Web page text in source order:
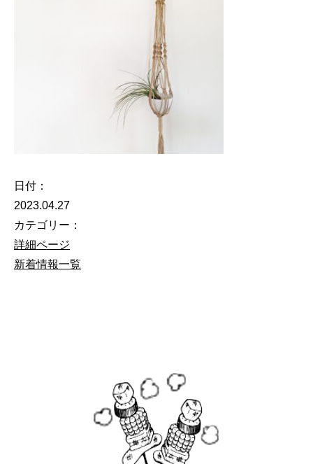
日付：
2023.04.27
カテゴリー：
詳細ページ
新着情報一覧